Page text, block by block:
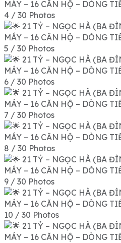
4 / 30 Photos
5 / 30 Photos
6 / 30 Photos
7 / 30 Photos
8 / 30 Photos
9 / 30 Photos
10 / 30 Photos